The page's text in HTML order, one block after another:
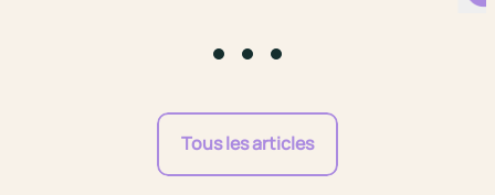
Tous les articles